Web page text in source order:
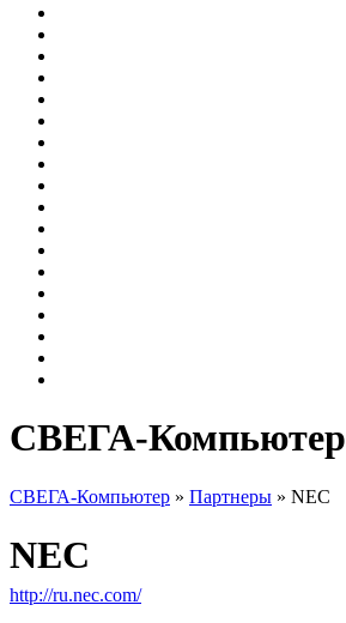
СВЕГА-Компьютер
СВЕГА-Компьютер » Партнеры » NEC
NEC
http://ru.nec.com/